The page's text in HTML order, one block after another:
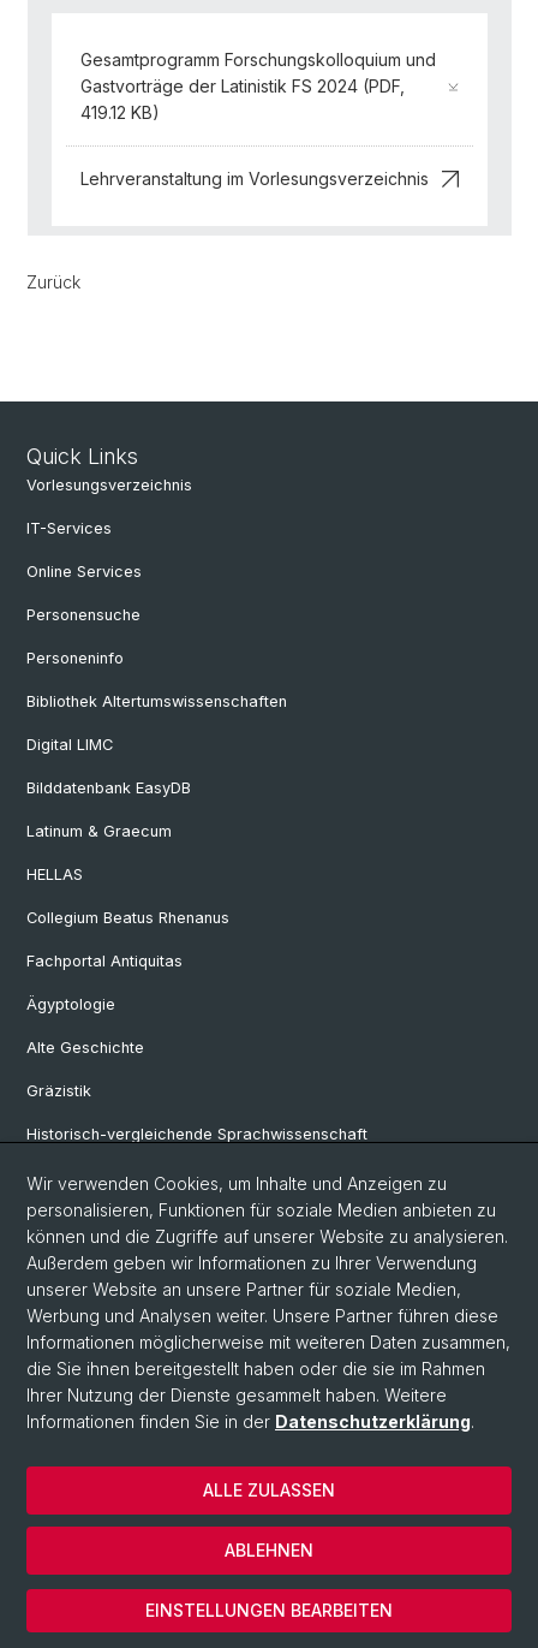
Gesamtprogramm Forschungskolloquium und
Gastvorträge der Latinistik FS 2024 (PDF,
419.12 KB)
Lehrveranstaltung im Vorlesungsverzeichnis
Zurück
Quick Links
Vorlesungsverzeichnis
IT-Services
Online Services
Personensuche
Personeninfo
Bibliothek Altertumswissenschaften
Digital LIMC
Bilddatenbank EasyDB
Latinum & Graecum
HELLAS
Collegium Beatus Rhenanus
Fachportal Antiquitas
Ägyptologie
Alte Geschichte
Gräzistik
Historisch-vergleichende Sprachwissenschaft
Klassische Archäologie
Latinistik
Ur- und Frühgeschichtliche und Provinzialrömische Archäologie
Vindonissa-Professur
© Universität Basel
Philosophisch-Historische Fakultät
Home
Datenschutzerklärung
Wir verwenden Cookies, um Inhalte und Anzeigen zu
personalisieren, Funktionen für soziale Medien anbieten zu
können und die Zugriffe auf unserer Website zu analysieren.
Außerdem geben wir Informationen zu Ihrer Verwendung
unserer Website an unsere Partner für soziale Medien,
Werbung und Analysen weiter. Unsere Partner führen diese
Informationen möglicherweise mit weiteren Daten zusammen,
die Sie ihnen bereitgestellt haben oder die sie im Rahmen
Ihrer Nutzung der Dienste gesammelt haben. Weitere
Informationen finden Sie in der Datenschutzerklärung.
EINSTELLUNGEN BEARBEITEN
ABLEHNEN
ALLE ZULASSEN